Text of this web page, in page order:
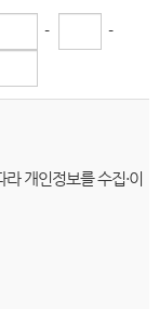
- -
개인정보를 수집·이